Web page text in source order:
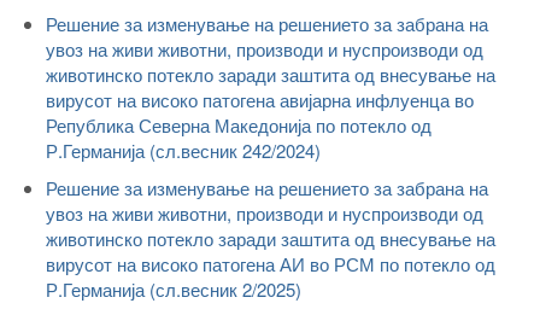
Решение за изменување на решението за забрана на
увоз на живи животни, производи и нуспроизводи од
животинско потекло заради заштита од внесување на
вирусот на високо патогена авијарна инфлуенца во
Република Северна Македонија по потекло од
Р.Германија (сл.весник 242/2024)
Решение за изменување на решението за забрана на
увоз на живи животни, производи и нуспроизводи од
животинско потекло заради заштита од внесување на
вирусот на високо патогена АИ во РСМ по потекло од
Р.Германија (сл.весник 2/2025)